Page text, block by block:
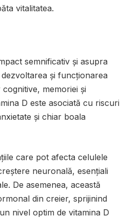
vitalitatea.
semnificativ și asupra
și funcționarea
memoriei și
D este asociată cu riscuri
și chiar boala
care pot afecta celulele
neuronală, esențiali
De asemenea, această
din creier, sprijinind
nivel optim de vitamina D